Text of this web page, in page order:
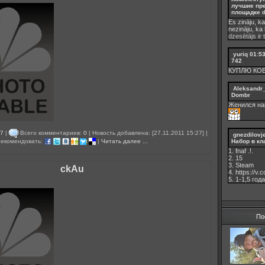
| Всего комментариев: 0 | Новость добавлена: [27.11.2011 15:27] |
| Читать далее ...
ckAu
лучшие
площадке
Es zināju,
nezināju, ka
dzesētājs ir
yuriq 01:53
742
КУПЛЮ
Dombr
Женился
Набор в
1. fnaf .!.
2. 15
3. Steam
4. https://
5. 1-1,5 годa